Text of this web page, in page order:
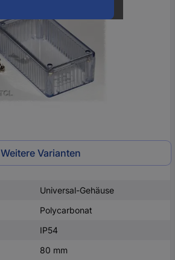
Weitere Varianten
Universal-Gehäuse
Polycarbonat
IP54
80 mm